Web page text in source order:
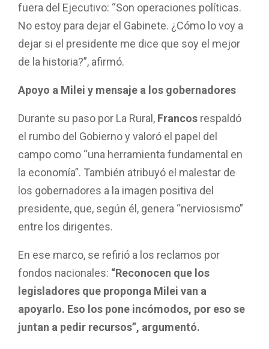
fuera del Ejecutivo: “Son operaciones políticas.
No estoy para dejar el Gabinete. ¿Cómo lo voy a
dejar si el presidente me dice que soy el mejor
de la historia?”, afirmó.
Apoyo a Milei y mensaje a los gobernadores
Durante su paso por La Rural, Francos respaldó
el rumbo del Gobierno y valoró el papel del
campo como “una herramienta fundamental en
la economía”. También atribuyó el malestar de
los gobernadores a la imagen positiva del
presidente, que, según él, genera “nerviosismo”
entre los dirigentes.
En ese marco, se refirió a los reclamos por
fondos nacionales: “Reconocen que los
legisladores que proponga Milei van a
apoyarlo. Eso los pone incómodos, por eso se
juntan a pedir recursos”, argumentó.